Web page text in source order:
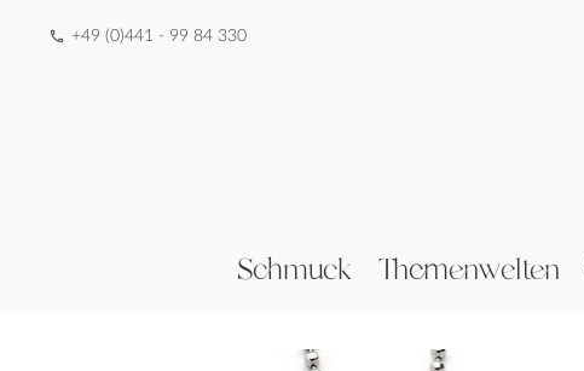
+49 (0)441 - 99 84 330
Schmuck Themenwelten